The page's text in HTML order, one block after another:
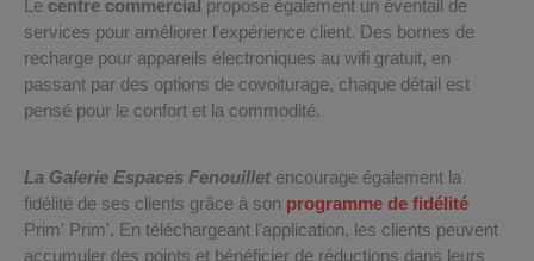
Le centre commercial propose également un éventail de
services pour améliorer l'expérience client. Des bornes de
recharge pour appareils électroniques au wifi gratuit, en
passant par des options de covoiturage, chaque détail est
pensé pour le confort et la commodité.
La Galerie Espaces Fenouillet encourage également la
fidélité de ses clients grâce à son programme de fidélité
Prim' Prim'. En téléchargeant l'application, les clients peuvent
accumuler des points et bénéficier de réductions dans leurs